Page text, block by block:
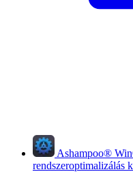
Ashampoo®
rendszeroptimalizálás